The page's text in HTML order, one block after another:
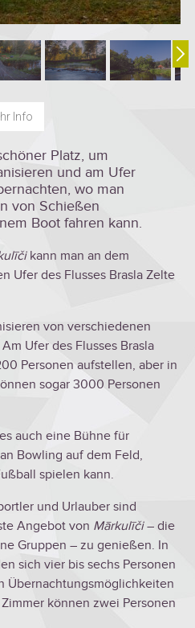
Info
Platz, um
und am Ufer
wo man
von Schießen
Boot fahren kann.
kann man an dem
Ufer des Flusses Brasla Zelte
von verschiedenen
Ufer des Flusses Brasla
Personen aufstellen, aber in
sogar 3000 Personen
auch eine Bühne für
Bowling auf dem Feld,
spielen kann.
und Urlauber sind
Angebot von Mārkulīči– die
Gruppen – zu genießen. In
sich vier bis sechs Personen
Übernachtungsmöglichkeiten
können zwei Personen